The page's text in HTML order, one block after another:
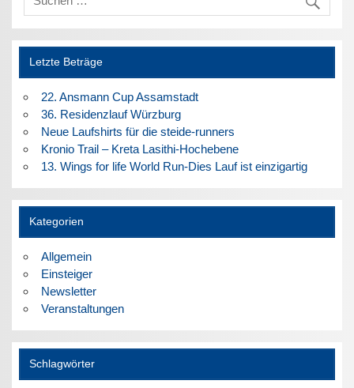
Letzte Beträge
22. Ansmann Cup Assamstadt
36. Residenzlauf Würzburg
Neue Laufshirts für die steide-runners
Kronio Trail – Kreta Lasithi-Hochebene
13. Wings for life World Run-Dies Lauf ist einzigartig
Kategorien
Allgemein
Einsteiger
Newsletter
Veranstaltungen
Schlagwörter